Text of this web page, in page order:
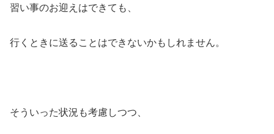
習い事のお迎えはできても、
行くときに送ることはできないかもしれません。
そういった状況も考慮しつつ、